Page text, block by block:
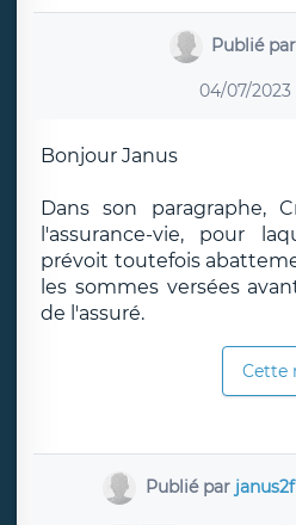
Publié
04/07/2023
Bonjour Janus
Dans son paragraphe,
l'assurance-vie, pour
prévoit toutefois
les sommes versées
de l'assuré.
Cette
Publié par